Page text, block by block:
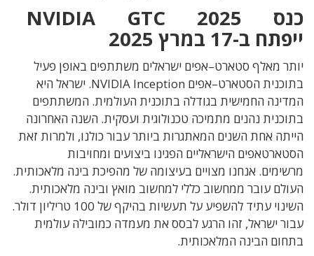
כנס NVIDIA GTC 2025
ייפתח ב-17 במרץ 2025
יותר מאלף סטארט–אפים ישראלים משתתפים באופן פעיל
בתוכנית הסטארט–אפים NVIDIA Inception. ישראל היא
המדינה החמישית בגודלה בתוכנית העולמית. המשתתפים
בתוכנית נהנים מתמיכה טכנולוגית ועסקית. השנה האחרונה
הייתה אחת השנים המאתגרות ביותר עבור כולנו, ולמרות זאת
הסטארטאפים הישראליים הפגינו ביצועים ומחויבות
מרשימים. אנחנו מצויים בעיצומה של מהפיכת בינה מלאכותית.
העולם עובר ממחשוב כללי למחשוב מואץ ובינה מלאכותית.
השינוי עתיד להשפיע על תעשיות בהיקף של 100 טריליון דולר.
עבור ישראל, זהו הרגע לבסס את מעמדה כמובילה עולמית
בתחום הבינה המלאכותית.